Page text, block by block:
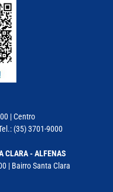
| Centro
(35) 3701-9000
CLARA - ALFENAS
| Bairro Santa Clara